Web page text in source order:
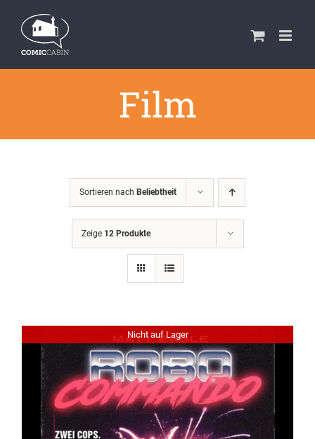
Inhalt
springen
Film
Sortieren nach Beliebtheit
Zeige 12 Produkte
Nicht auf Lager